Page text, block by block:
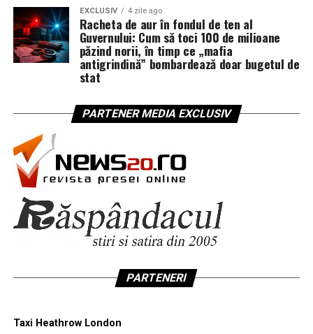
EXCLUSIV 4 zile ago
Racheta de aur în fondul de ten al
Guvernului: Cum să toci 100 de milioane
păzind norii, în timp ce „mafia
antigrindină” bombardează doar bugetul de
stat
PARTENER MEDIA EXCLUSIV
PARTENERI
Taxi Heathrow London